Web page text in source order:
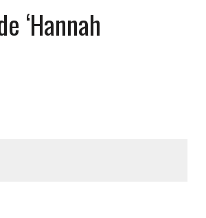
DE ELLOS EN MATURÍN
DE SU CASA
‘Hannah